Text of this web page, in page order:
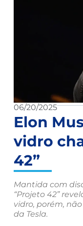
06/20/2025
Elon
vidro
42”
Mantida com
“Projeto 42”
vidro, porém,
da Tesla.